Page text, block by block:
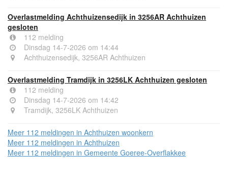
Overlastmelding Achthuizensedijk in 3256AR Achthuizen
gesloten
112 melding
Dinsdag 14-7-2026 om 14:44
Achthuizensedijk, 3256AR Achthuizen
Overlastmelding Tramdijk in 3256LK Achthuizen gesloten
112 melding
Dinsdag 14-7-2026 om 14:42
Tramdijk, 3256LK Achthuizen
Meer 112 meldingen in Achthuizen woonkern
Meer 112 meldingen in Achthuizen
Meer 112 meldingen in Gemeente Goeree-Overflakkee